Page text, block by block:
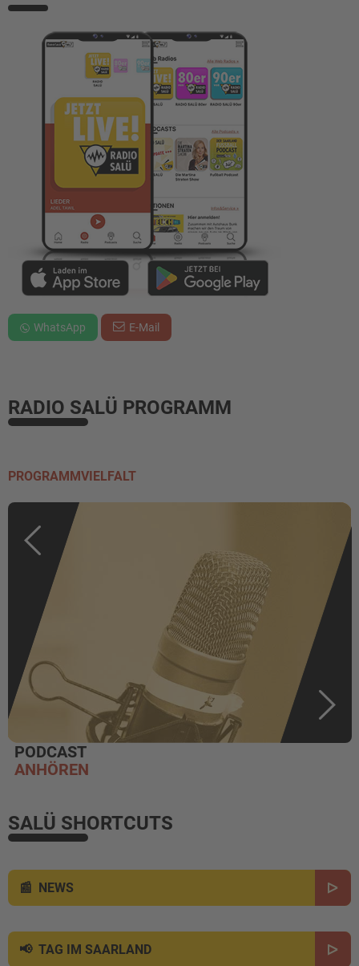
WhatsApp E-Mail
RADIO SALÜ PROGRAMM
PROGRAMMVIELFALT
PODCAST
ANHÖREN
SALÜ SHORTCUTS
NEWS
TAG IM SAARLAND